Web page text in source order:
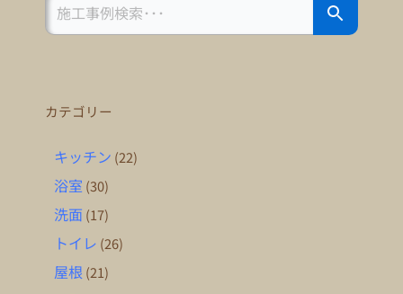
for:
カテゴリー
キッチン (22)
浴室 (30)
洗面 (17)
トイレ (26)
屋根 (21)